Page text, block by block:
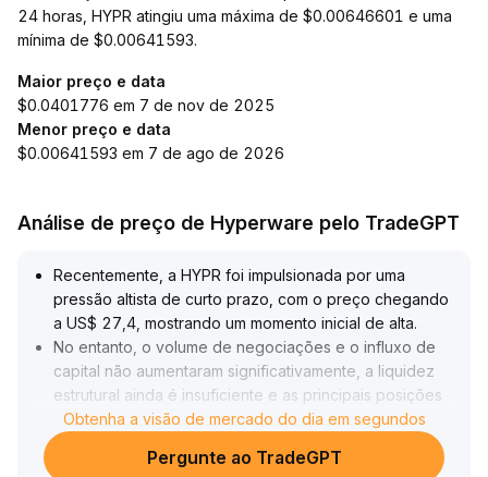
24 horas, HYPR atingiu uma máxima de $0.00646601 e uma
mínima de $0.00641593.
Maior preço e data
$0.0401776 em 7 de nov de 2025
Menor preço e data
$0.00641593 em 7 de ago de 2026
Análise de preço de Hyperware pelo TradeGPT
Recentemente, a HYPR foi impulsionada por uma
pressão altista de curto prazo, com o preço chegando
a US$ 27,4, mostrando um momento inicial de alta.
No entanto, o volume de negociações e o influxo de
capital não aumentaram significativamente, a liquidez
estrutural ainda é insuficiente e as principais posições
alavancadas em longa enfrentam grandes perdas não
realizadas
Embora o sentimento do mercado mostre sinais de
Obtenha a visão de mercado do dia em segundos
Pergunte ao TradeGPT